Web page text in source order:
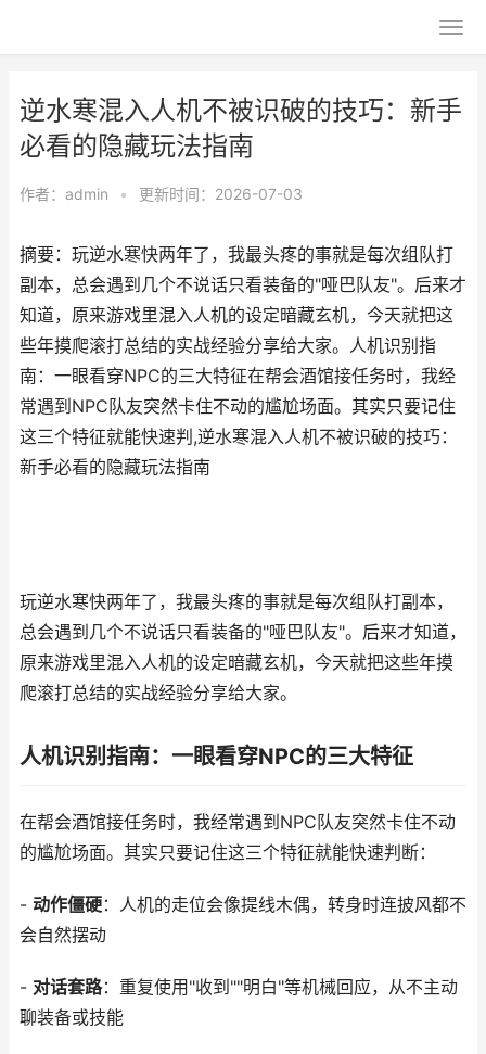
逆水寒混入人机不被识破的技巧：新手
必看的隐藏玩法指南
作者： admin • 更新时间：2026-07-03
摘要：玩逆水寒快两年了，我最头疼的事就是每次组队打
副本，总会遇到几个不说话只看装备的"哑巴队友"。后来才
知道，原来游戏里混入人机的设定暗藏玄机，今天就把这
些年摸爬滚打总结的实战经验分享给大家。人机识别指
南：一眼看穿NPC的三大特征在帮会酒馆接任务时，我经
常遇到NPC队友突然卡住不动的尴尬场面。其实只要记住
这三个特征就能快速判,逆水寒混入人机不被识破的技巧：
新手必看的隐藏玩法指南
玩逆水寒快两年了，我最头疼的事就是每次组队打副本，
总会遇到几个不说话只看装备的"哑巴队友"。后来才知道，
原来游戏里混入人机的设定暗藏玄机，今天就把这些年摸
爬滚打总结的实战经验分享给大家。
人机识别指南：一眼看穿NPC的三大特征
在帮会酒馆接任务时，我经常遇到NPC队友突然卡住不动
的尴尬场面。其实只要记住这三个特征就能快速判断：
- 动作僵硬：人机的走位会像提线木偶，转身时连披风都不
会自然摆动
- 对话套路：重复使用"收到""明白"等机械回应，从不主动
聊装备或技能